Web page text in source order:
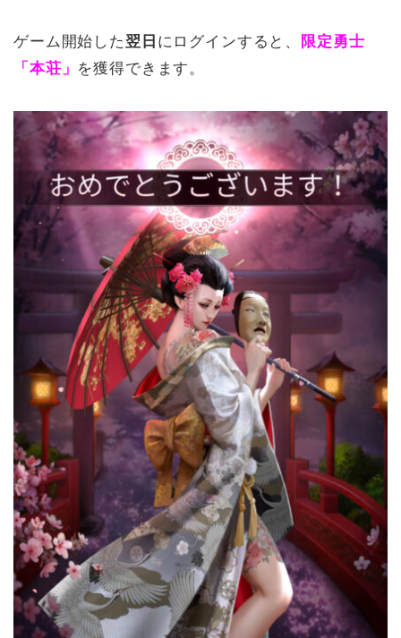
ゲーム開始した翌日 にログインすると、
限定勇士
「本荘」 を獲得できます。